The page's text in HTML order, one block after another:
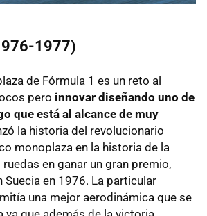
1977)
de Fórmula 1 es un reto al
pero innovar diseñando uno de
que está al alcance de muy
la historia del revolucionario
monoplaza en la historia de la
en ganar un gran premio,
Suecia en 1976. La particular
una mejor aerodinámica que se